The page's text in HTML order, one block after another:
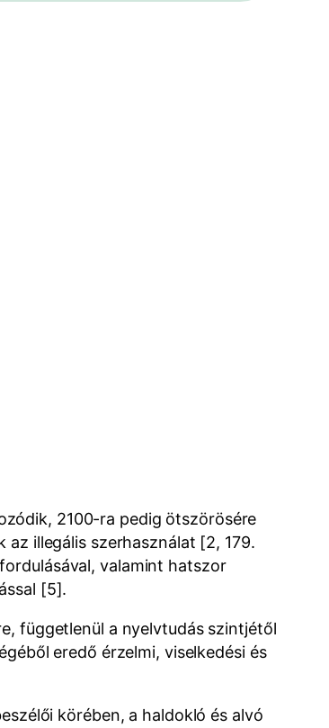
2100-ra pedig ötszörösére
illegális szerhasználat [2, 179.
valamint hatszor
[5].
függetlenül a nyelvtudás szintjétől
eredő érzelmi, viselkedési és
körében, a haldokló és alvó